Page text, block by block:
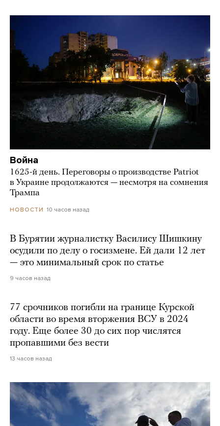
Война
1625-й день. Переговоры о производстве Patriot
в Украине продолжаются — несмотря на сомнения
Трампа
НОВОСТИ 10 часов назад
В Бурятии журналистку Василису Шишкину
осудили по делу о госизмене. Ей дали 12 лет
— это минимальный срок по статье
9 часов назад
77 срочников погибли на границе Курской
области во время вторжения ВСУ в 2024
году. Еще более 30 до сих пор числятся
пропавшими без вести
13 часов назад